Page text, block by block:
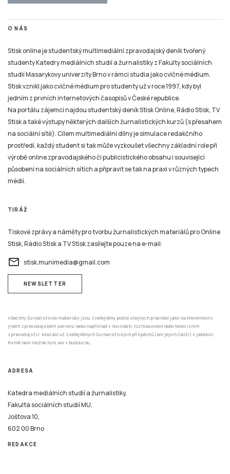
O NÁS
Stisk online je studentský multimediální zpravodajský deník tvořený
studenty Katedry mediálních studií a žurnalistiky z Fakulty sociálních
studií Masarykovy univerzity Brno v rámci studia jako cvičné médium.
Stisk vznikl jako cvičné médium pro studenty už v roce 1997, kdy byl
jedním z prvních internetových časopisů v České republice.
Na portálu zájemci najdou studentský deník Stisk Online, Rádio Stisk, TV
Stisk a také výstupy některých dalších žurnalistických kurzů (s přesahem
na sociální sítě). Cílem multimediální dílny je simulace redakčního
prostředí, každý student si tak může vyzkoušet všechny základní role při
výrobě online zpravodajského či publicistického obsahu i související
působení na sociálních sítích a připravit se tak na praxi v různých typech
médií.
TIRÁŽ
Tiskové zprávy a náměty pro tvorbu žurnalistických materiálů pro Online
Stisk, Rádio Stisk a TV Stisk zasílejte pouze na e-mail:
email stisk.munimedia@gmail.com
NEWSLETTER
Všechny žurnalistické materiály jsou zveřejněny podle stejných pravidel jako na kterémkoliv
jiném zpravodajském serveru nebo například v novinách, rozhlasovém nebo televizním
zpravodajství. Mazání už zveřejněných žurnalistických příspěvků (ani jejich částí) v jakékoli
formě není možné nyní ani v budoucnu.
ADRESA
Katedra mediálních studií a žurnalistiky,
Fakulta sociálních studií MU,
Joštova 10,
602 00 Brno
REDAKCE